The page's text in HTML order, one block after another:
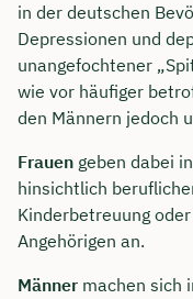
in der deutschen
Depressionen und
unangefochtener
wie vor häufiger
den Männern jedoch
Frauen geben dabei
hinsichtlich
Kinderbetreuung
Angehörigen an.
Männer machen sich